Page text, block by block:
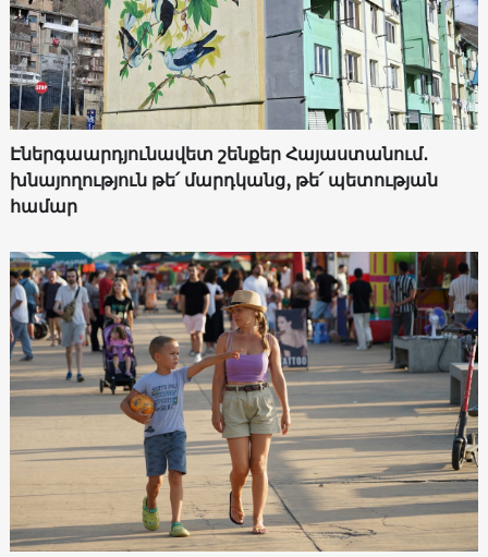
Էներգաարդյունավետ շենքեր Հայաստանում․
խնայողություն թե՛ մարդկանց, թե՛ պետության
համար